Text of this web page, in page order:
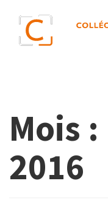
Mois :
2016